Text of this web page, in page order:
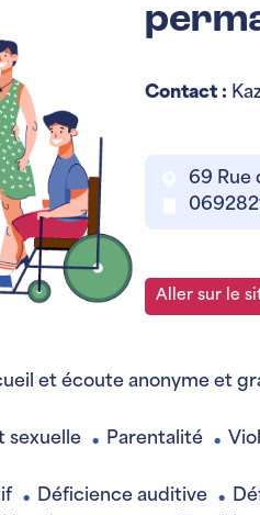
Contact :
69 Rue
Aller sur le
et écoute anonyme et
sexuelle
● Parentalité ●
● Déficience auditive ●